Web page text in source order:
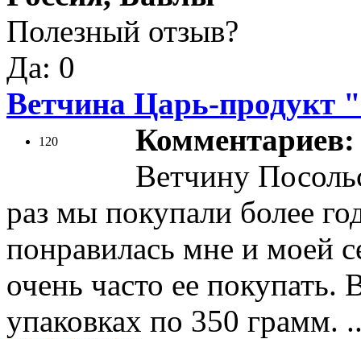
Полезный отзыв?
Да: 0
Ветчина Царь-продукт
120
Комментариев:
Ветчину
раз мы покупали более
понравилась мне и моей
очень часто ее
упаковках по 350 грамм.